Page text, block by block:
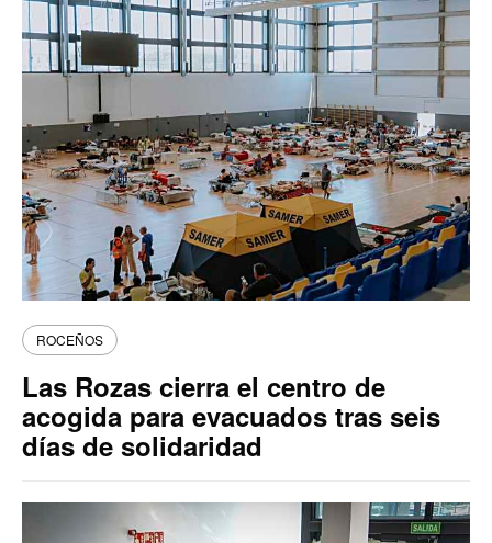
ROCEÑOS
Las Rozas cierra el centro de
acogida para evacuados tras seis
días de solidaridad